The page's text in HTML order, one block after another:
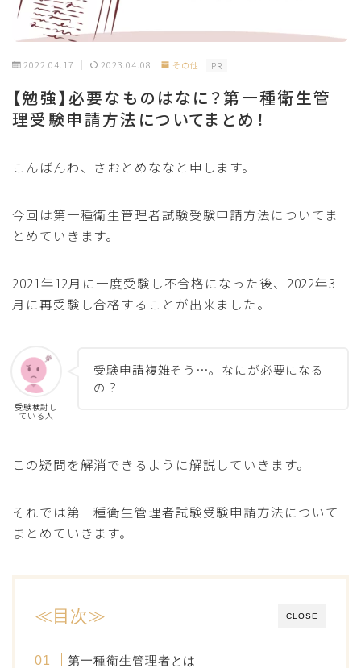
2022.04.17 2023.04.08 その他 PR
【勉強】必要なものはなに？第一種衛生管
理受験申請方法についてまとめ！
こんばんわ、さおとめななと申します。
今回は第一種衛生管理者試験受験申請方法についてま
とめていきます。
2021年12月に一度受験し不合格になった後、2022年3
月に再受験し合格することが出来ました。
受験検討し
ている人
受験申請複雑そう…。なにが必要になる
の？
この疑問を解消できるように解説していきます。
それでは第一種衛生管理者試験受験申請方法について
まとめていきます。
CLOSE
≪目次≫
第一種衛生管理者とは